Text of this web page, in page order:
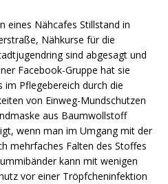
eines Nähcafes Stillstand in
Nähkurse für die
sind abgesagt und
Facebook-Gruppe hat sie
Pflegebereich durch die
von Einweg-Mundschutzen
aus Baumwollstoff
wenn man im Umgang mit der
mehrfaches Falten des Stoffes
kann mit wenigen
vor einer Tröpfcheninfektion